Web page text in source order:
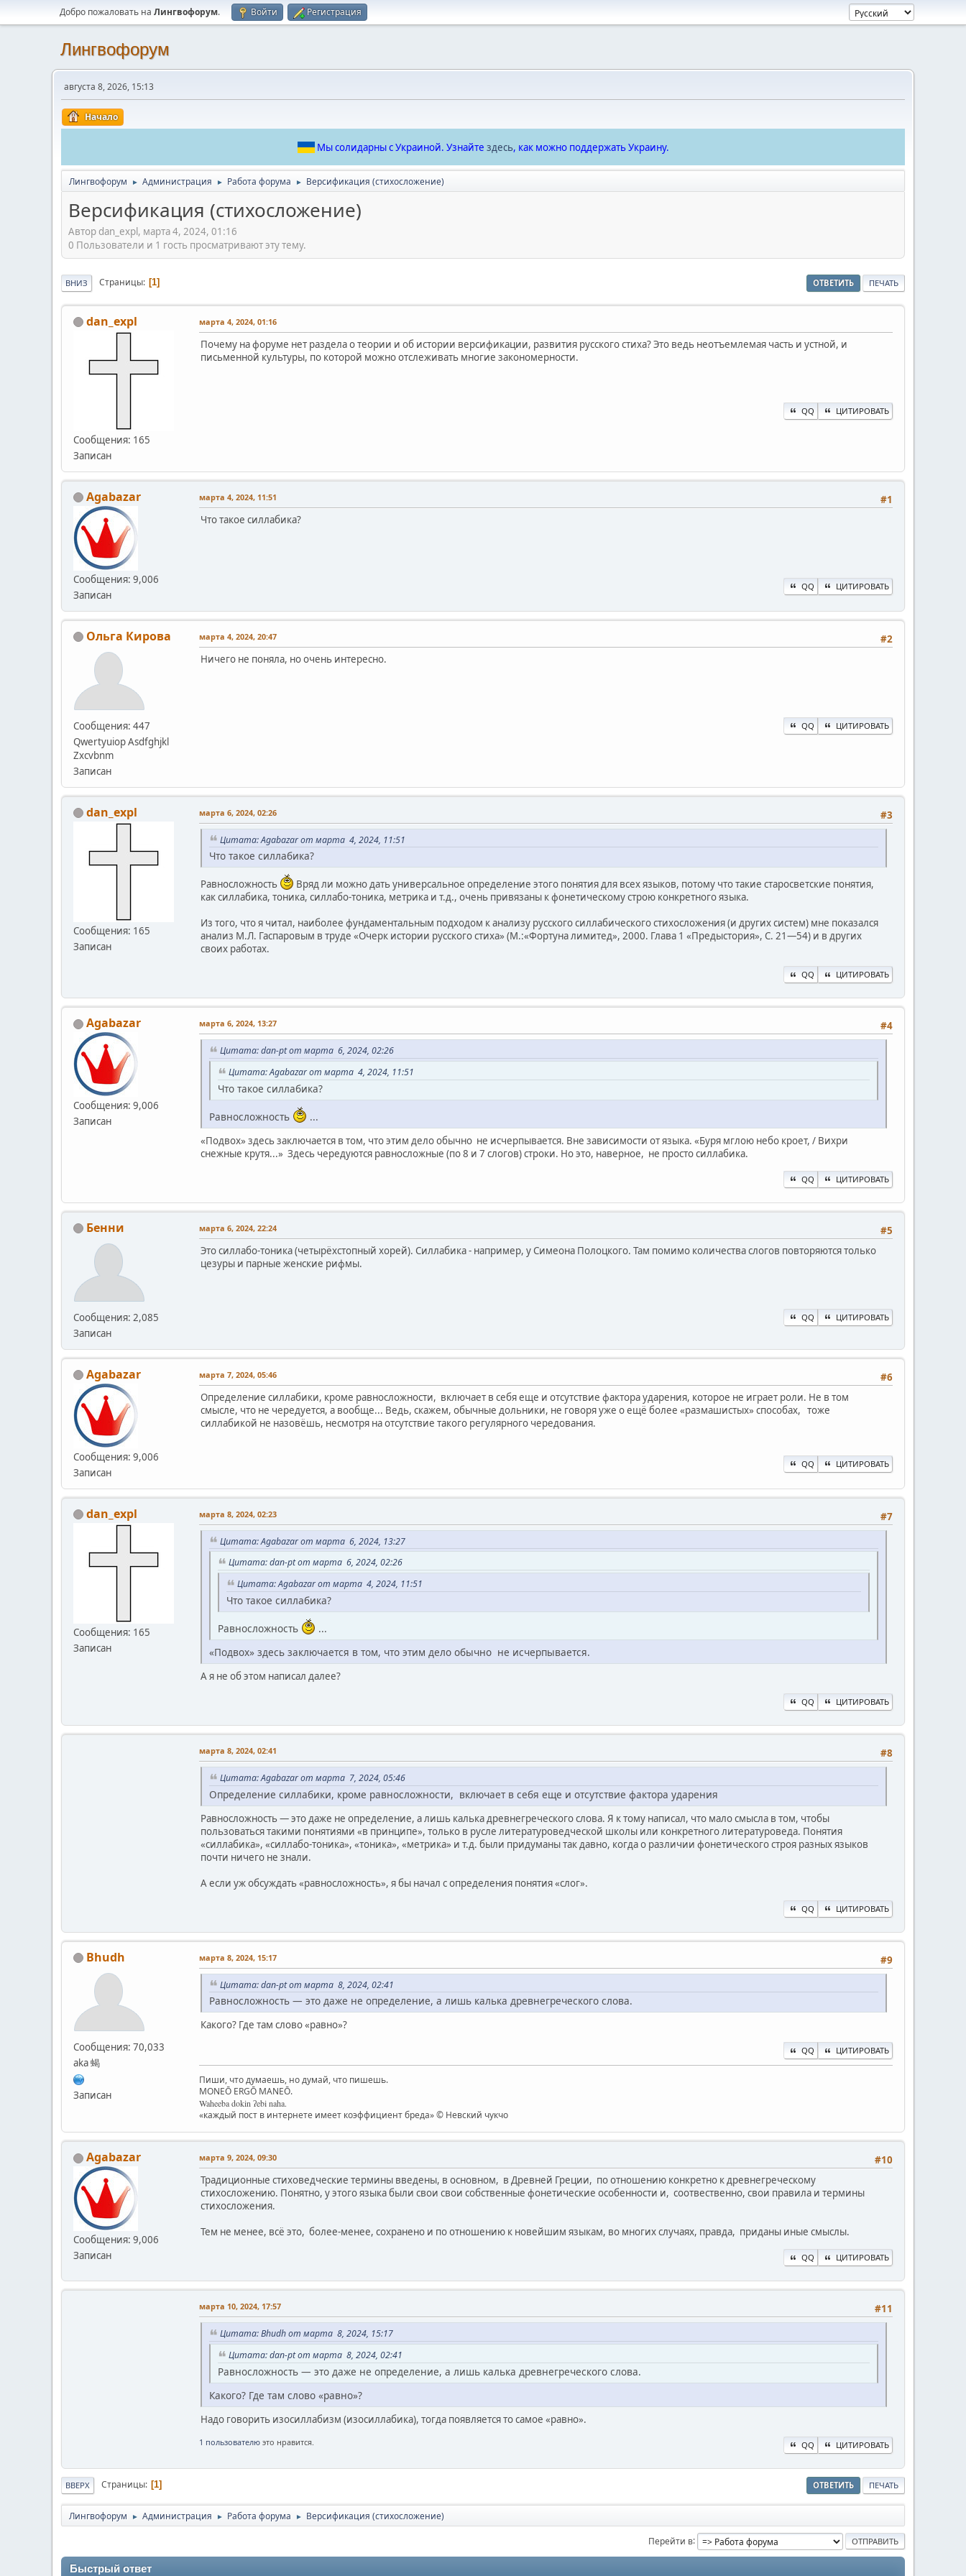
Добро пожаловать на Лингвофорум. Войти Регистрация
Лингвофорум
августа 8, 2026, 15:13
Начало
Мы солидарны с Украиной. Узнайте здесь, как можно поддержать Украину.
Лингвофорум ► Администрация ► Работа форума ► Версификация (стихосложение)
Версификация (стихосложение)
Автор dan_expl, марта 4, 2024, 01:16
0 Пользователи и 1 гость просматривают эту тему.
ОТВЕТИТЬ ПЕЧАТЬ
ВНИЗ Страницы 1
dan_expl
Сообщения: 165
Записан
марта 4, 2024, 01:16
Почему на форуме нет раздела о теории и об истории версификации, развития русского стиха? Это ведь неотъемлемая часть и устной, и
письменной культуры, по которой можно отслеживать многие закономерности.
QQ ЦИТИРОВАТЬ
Agabazar
Сообщения: 9,006
Записан
#1
марта 4, 2024, 11:51
Что такое силлабика?
QQ ЦИТИРОВАТЬ
Ольга Кирова
Сообщения: 447
Qwertyuiop Asdfghjkl
Zxcvbnm
Записан
#2
марта 4, 2024, 20:47
Ничего не поняла, но очень интересно.
QQ ЦИТИРОВАТЬ
dan_expl
Сообщения: 165
Записан
#3
марта 6, 2024, 02:26
Цитата: Agabazar от марта 4, 2024, 11:51
Что такое силлабика?
Равносложность
Вряд ли можно дать универсальное определение этого понятия для всех языков, потому что такие старосветские понятия,
как силлабика, тоника, силлабо-тоника, метрика и т.д., очень привязаны к фонетическому строю конкретного языка.
Из того, что я читал, наиболее фундаментальным подходом к анализу русского силлабического стихосложения (и других систем) мне показался
анализ М.Л. Гаспаровым в труде «Очерк истории русского стиха» (М.:«Фортуна лимитед», 2000. Глава 1 «Предыстория», С. 21—54) и в других
своих работах.
QQ ЦИТИРОВАТЬ
Agabazar
Сообщения: 9,006
Записан
#4
марта 6, 2024, 13:27
Цитата: dan-pt от марта 6, 2024, 02:26
Цитата: Agabazar от марта 4, 2024, 11:51
Что такое силлабика?
Равносложность ...
«Подвох» здесь заключается в том, что этим дело обычно не исчерпывается. Вне зависимости от языка. «Буря мглою небо кроет, / Вихри
снежные крутя...» Здесь чередуются равносложные (по 8 и 7 слогов) строки. Но это, наверное, не просто силлабика.
QQ ЦИТИРОВАТЬ
Бенни
Сообщения: 2,085
Записан
#5
марта 6, 2024, 22:24
Это силлабо-тоника (четырёхстопный хорей). Силлабика - например, у Симеона Полоцкого. Там помимо количества слогов повторяются только
цезуры и парные женские рифмы.
QQ ЦИТИРОВАТЬ
Agabazar
Сообщения: 9,006
Записан
#6
марта 7, 2024, 05:46
Определение силлабики, кроме равносложности, включает в себя еще и отсутствие фактора ударения, которое не играет роли. Не в том
смысле, что не чередуется, а вообще... Ведь, скажем, обычные дольники, не говоря уже о ещё более «размашистых» способах, тоже
силлабикой не назовёшь, несмотря на отсутствие такого регулярного чередования.
QQ ЦИТИРОВАТЬ
dan_expl
Сообщения: 165
Записан
#7
марта 8, 2024, 02:23
Цитата: Agabazar от марта 6, 2024, 13:27
Цитата: dan-pt от марта 6, 2024, 02:26
Цитата: Agabazar от марта 4, 2024, 11:51
Что такое силлабика?
Равносложность
...
«Подвох» здесь заключается в том, что этим дело обычно не исчерпывается.
А я не об этом написал далее?
QQ ЦИТИРОВАТЬ
#8
марта 8, 2024, 02:41
Цитата: Agabazar от марта 7, 2024, 05:46
Определение силлабики, кроме равносложности, включает в себя еще и отсутствие фактора ударения
Равносложность — это даже не определение, а лишь калька древнегреческого слова. Я к тому написал, что мало смысла в том, чтобы
пользоваться такими понятиями «в принципе», только в русле литературоведческой школы или конкретного литературоведа. Понятия
«силлабика», «силлабо-тоника», «тоника», «метрика» и т.д. были придуманы так давно, когда о различии фонетического строя разных языков
почти ничего не знали.
А если уж обсуждать «равносложность», я бы начал с определения понятия «слог».
QQ ЦИТИРОВАТЬ
Bhudh
Сообщения: 70,033
aka 蝎
Записан
#9
марта 8, 2024, 15:17
Цитата: dan-pt от марта 8, 2024, 02:41
Равносложность — это даже не определение, а лишь калька древнегреческого слова.
Какого? Где там слово «равно»?
QQ ЦИТИРОВАТЬ
Пиши, что думаешь, но думай, что пишешь.
MONEŌ ERGŌ MANEŌ.
Waheeba dokin ʔebi naha.
«каждый пост в интернете имеет коэффициент бреда» © Невский чукчо
Agabazar
Сообщения: 9,006
Записан
#10
марта 9, 2024, 09:30
Традиционные стиховедческие термины введены, в основном, в Древней Греции, по отношению конкретно к древнегреческому
стихосложению. Понятно, у этого языка были свои свои собственные фонетические особенности и, соотвественно, свои правила и термины
стихосложения.
Тем не менее, всё это, более-менее, сохранено и по отношению к новейшим языкам, во многих случаях, правда, приданы иные смыслы.
QQ ЦИТИРОВАТЬ
#11
марта 10, 2024, 17:57
Цитата: Bhudh от марта 8, 2024, 15:17
Цитата: dan-pt от марта 8, 2024, 02:41
Равносложность — это даже не определение, а лишь калька древнегреческого слова.
Какого? Где там слово «равно»?
Надо говорить изосиллабизм (изосиллабика), тогда появляется то самое «равно».
1 пользователю это нравится. QQ ЦИТИРОВАТЬ
ОТВЕТИТЬ ПЕЧАТЬ
ВВЕРХ Страницы 1
Лингвофорум ► Администрация ► Работа форума ► Версификация (стихосложение)
Перейти в
Быстрый ответ